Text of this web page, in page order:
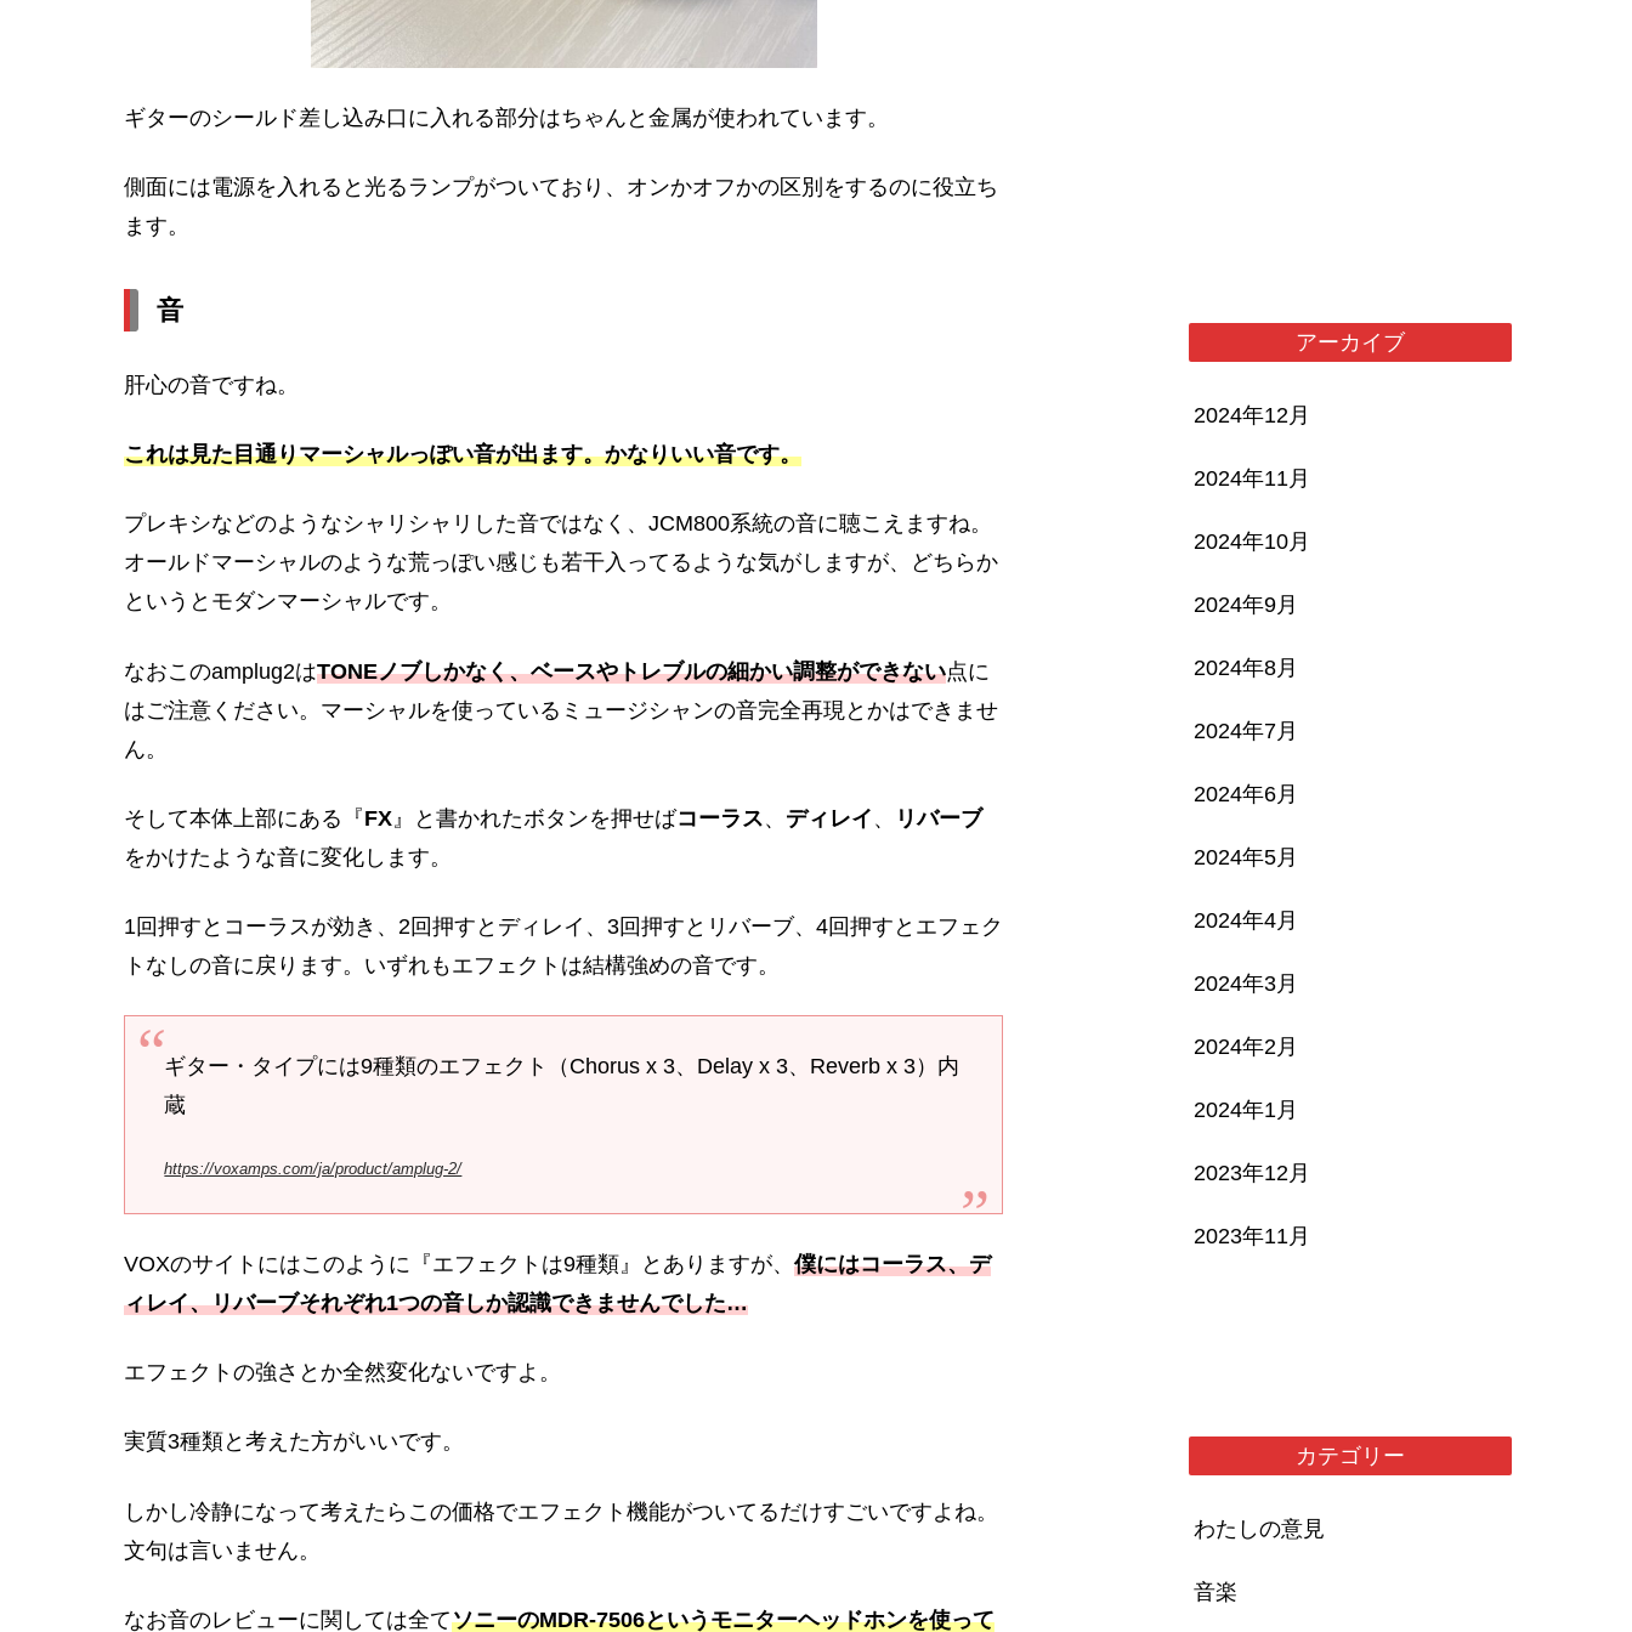
ギターのシールド差し込み口に入れる部分はちゃんと金属が使われています。
側面には電源を入れると光るランプがついており、オンかオフかの区別をするのに役立ち
ます。
音
肝心の音ですね。
これは見た目通りマーシャルっぽい音が出ます。かなりいい音です。
プレキシなどのようなシャリシャリした音ではなく、JCM800系統の音に聴こえますね。
オールドマーシャルのような荒っぽい感じも若干入ってるような気がしますが、どちらか
というとモダンマーシャルです。
なおこのamplug2はTONEノブしかなく、ベースやトレブルの細かい調整ができない点に
はご注意ください。マーシャルを使っているミュージシャンの音完全再現とかはできませ
ん。
そして本体上部にある『FX 』と書かれたボタンを押せばコーラス、 ディレイ 、
リバーブ
をかけたような音に変化します。
1回押すとコーラスが効き、2回押すとディレイ、3回押すとリバーブ、4回押すとエフェク
トなしの音に戻ります。いずれもエフェクトは結構強めの音です。
ギター・タイプには9種類のエフェクト（Chorus x 3、Delay x 3、Reverb x 3）内
蔵
https://voxamps.com/ja/product/amplug-2/
VOXのサイトにはこのように『エフェクトは9種類』とありますが、 僕にはコーラス、デ
ィレイ、リバーブそれぞれ1つの音しか認識できませんでした…
エフェクトの強さとか全然変化ないですよ。
実質3種類と考えた方がいいです。
しかし冷静になって考えたらこの価格でエフェクト機能がついてるだけすごいですよね。
文句は言いません。
なお音のレビューに関しては全てソニーのMDR-7506というモニターヘッドホンを使って
アーカイブ
2024年12月
2024年11月
2024年10月
2024年9月
2024年8月
2024年7月
2024年6月
2024年5月
2024年4月
2024年3月
2024年2月
2024年1月
2023年12月
2023年11月
カテゴリー
わたしの意見
音楽